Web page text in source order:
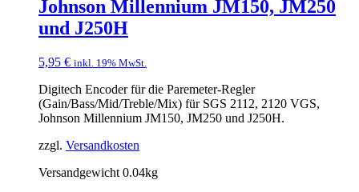
Johnson Millennium JM150, JM250
und J250H
5,95 € inkl. 19% MwSt.
Digitech Encoder für die Paremeter-Regler
(Gain/Bass/Mid/Treble/Mix) für SGS 2112, 2120 VGS,
Johnson Millennium JM150, JM250 und J250H.
zzgl. Versandkosten
Versandgewicht 0.04kg